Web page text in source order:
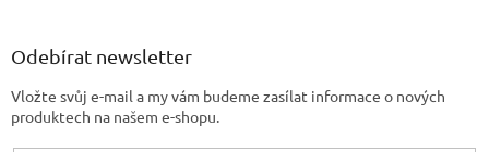
Odebírat newsletter
Vložte svůj e-mail a my vám budeme zasílat informace o nových
produktech na našem e-shopu.